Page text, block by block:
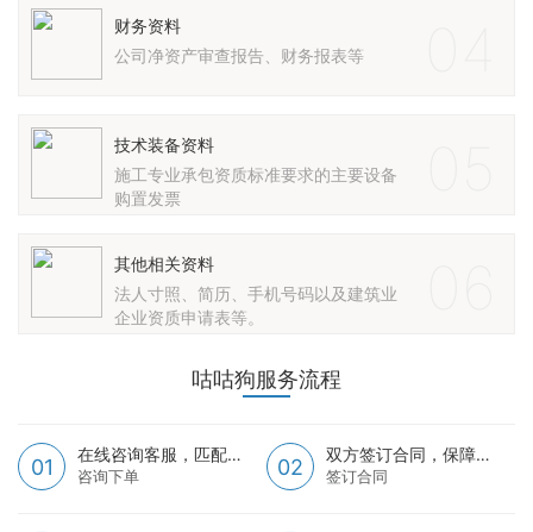
财务资料
公司净资产审查报告、财务报表等
技术装备资料
施工专业承包资质标准要求的主要设备
购置发票
其他相关资料
法人寸照、简历、手机号码以及建筑业
企业资质申请表等。
咕咕狗服务流程
01
在线咨询客服，匹配资质需求
咨询下单 02
双方签订合同，保障您的权益
签订合同